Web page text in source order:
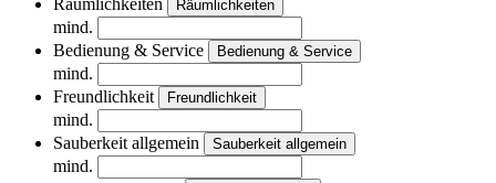
Räumlichkeiten
mind.
Bedienung & Service
Bedienung & Service
mind.
Freundlichkeit
Freundlichkeit
mind.
Sauberkeit allgemein
Sauberkeit allgemein
mind.